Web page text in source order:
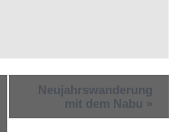
Neujahrswanderung
mit dem Nabu »